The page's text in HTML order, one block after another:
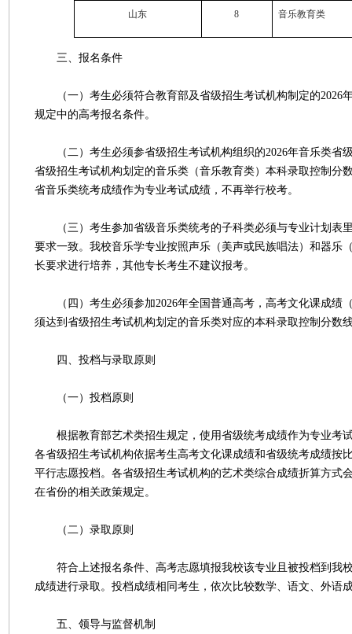
山东 8 音乐教育类
三、报名条件
（一）考生必须符合教育部及省级招生考试机构制定的2026
规定中的高考报名条件。
（二）考生必须参省级招生考试机构组织的2026年音乐类省
省级招生考试机构划定的音乐类（音乐教育类）本科录取控制分
省音乐类统考成绩作为专业考试成绩，不再举行校考。
（三）考生参加省级音乐类统考的子科类必须与专业计划表
要求一致。我校音乐学专业按照声乐（美声或民族唱法）和器乐
长要求进行培养，其他专长考生不建议报考。
（四）考生必须参加2026年全国普通高考，高考文化课成绩
须达到省级招生考试机构划定的音乐类对应的本科录取控制分数
四、投档与录取原则
（一）投档原则
根据教育部艺术类招生规定，使用省级统考成绩作为专业考
各省级招生考试机构依据考生高考文化课成绩和省级统考成绩按
平行志愿投档。各省级招生考试机构的艺术类综合成绩折算方式
在省份的相关政策规定。
（二）录取原则
符合上述报名条件、高考志愿填报我校该专业且被投档到我
成绩进行录取。投档成绩相同考生，依次比较数学、语文、外语
五、领导与监督机制